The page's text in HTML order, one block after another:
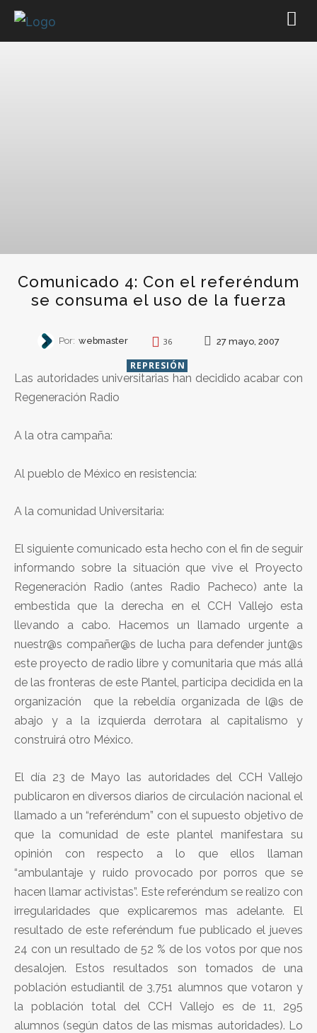
Comunicado 4: Con el referéndum
se consuma el uso de la fuerza
Por: webmaster 36 27 mayo, 2007
REPRESIÓN
Las autoridades universitarias han decidido acabar con
Regeneración Radio
A la otra campaña:
Al pueblo de México en resistencia:
A la comunidad Universitaria:
El siguiente comunicado esta hecho con el fin de seguir
informando sobre la situación que vive el Proyecto
Regeneración Radio (antes Radio Pacheco) ante la
embestida que la derecha en el CCH Vallejo esta
llevando a cabo. Hacemos un llamado urgente a
nuestr@s compañer@s de lucha para defender junt@s
este proyecto de radio libre y comunitaria que más allá
de las fronteras de este Plantel, participa decidida en la
organización que la rebeldía organizada de l@s de
abajo y a la izquierda derrotara al capitalismo y
construirá otro México.
El día 23 de Mayo las autoridades del CCH Vallejo
publicaron en diversos diarios de circulación nacional el
llamado a un “referéndum” con el supuesto objetivo de
que la comunidad de este plantel manifestara su
opinión con respecto a lo que ellos llaman
“ambulantaje y ruido provocado por porros que se
hacen llamar activistas”. Este referéndum se realizo con
irregularidades que explicaremos mas adelante. El
resultado de este referéndum fue publicado el jueves
24 con un resultado de 52 % de los votos por que nos
desalojen. Estos resultados son tomados de una
población estudiantil de 3,751 alumnos que votaron y
la población total del CCH Vallejo es de 11, 295
alumnos (según datos de las mismas autoridades). Lo